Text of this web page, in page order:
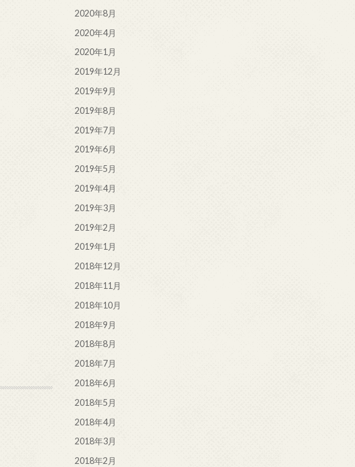
2020年8月
2020年4月
2020年1月
2019年12月
2019年9月
2019年8月
2019年7月
2019年6月
2019年5月
2019年4月
2019年3月
2019年2月
2019年1月
2018年12月
2018年11月
2018年10月
2018年9月
2018年8月
2018年7月
2018年6月
2018年5月
2018年4月
2018年3月
2018年2月